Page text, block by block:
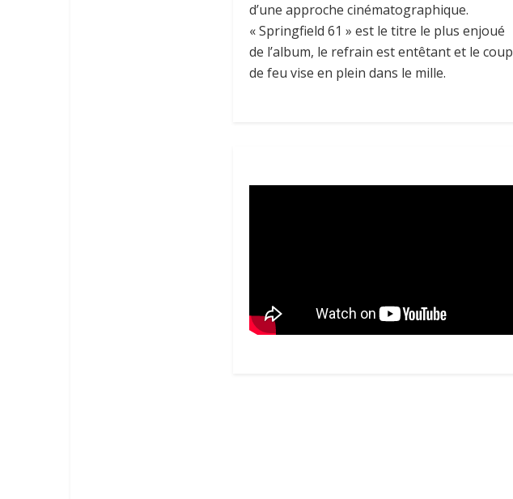
d’une approche cinématographique.
« Springfield 61 » est le titre le plus enjoué
de l’album, le refrain est entêtant et le coup
de feu vise en plein dans le mille.